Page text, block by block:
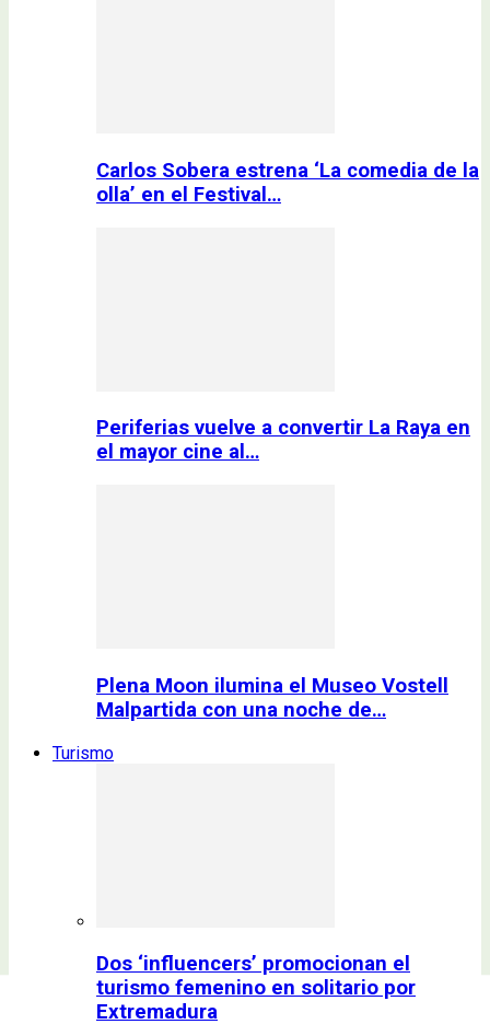
Carlos Sobera estrena ‘La comedia de la
olla’ en el Festival…
Periferias vuelve a convertir La Raya en
el mayor cine al…
Plena Moon ilumina el Museo Vostell
Malpartida con una noche de…
Turismo
Dos ‘influencers’ promocionan el
turismo femenino en solitario por
Extremadura